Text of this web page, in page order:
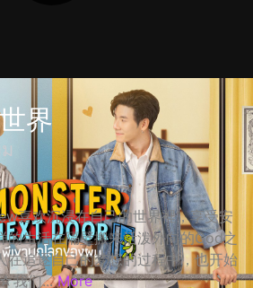
界
喜欢沉浸在自己的世界裡，享受安
的生活在隔壁搬来活泼外向的God之
在追逐自己的梦想的过程中，也开始
我们... More